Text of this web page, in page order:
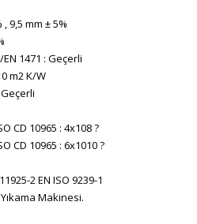
9,5 mm ± 5%
1471 : Geçerli
m2 K/W
CD 10965 : 4x108 ?
CD 10965 : 6x1010 ?
2 EN ISO 9239-1
Makinesi.